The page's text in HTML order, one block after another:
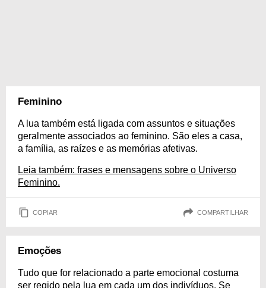
Feminino
A lua também está ligada com assuntos e situações
geralmente associados ao feminino. São eles a casa,
a família, as raízes e as memórias afetivas.
Leia também: frases e mensagens sobre o Universo
Feminino.
COPIAR COMPARTILHAR
Emoções
Tudo que for relacionado a parte emocional costuma
ser regido pela lua em cada um dos indivíduos. Se